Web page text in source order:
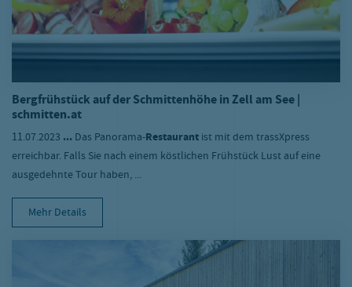
Bergfrühstück auf der Schmittenhöhe in Zell am See |
schmitten.at
11.07.2023 ... Das Panorama-Restaurant ist mit dem trassXpress
erreichbar. Falls Sie nach einem köstlichen Frühstück Lust auf eine
ausgedehnte Tour haben, ...
Mehr Details